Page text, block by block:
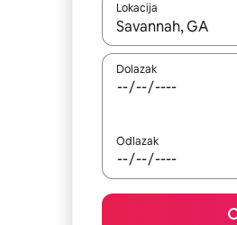
Lokacija
Kad rezultati budu
Dolazak
Odlazak